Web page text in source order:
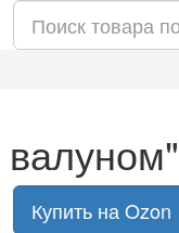
Купить на Ozon